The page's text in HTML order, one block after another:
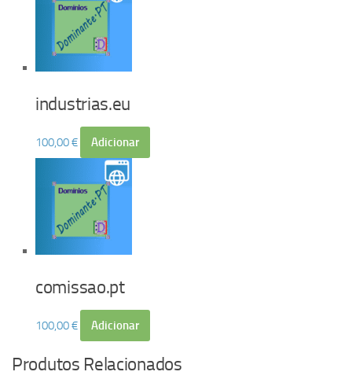
industrias.eu
100,00€ Adicionar
comissao.pt
100,00€ Adicionar
Produtos Relacionados